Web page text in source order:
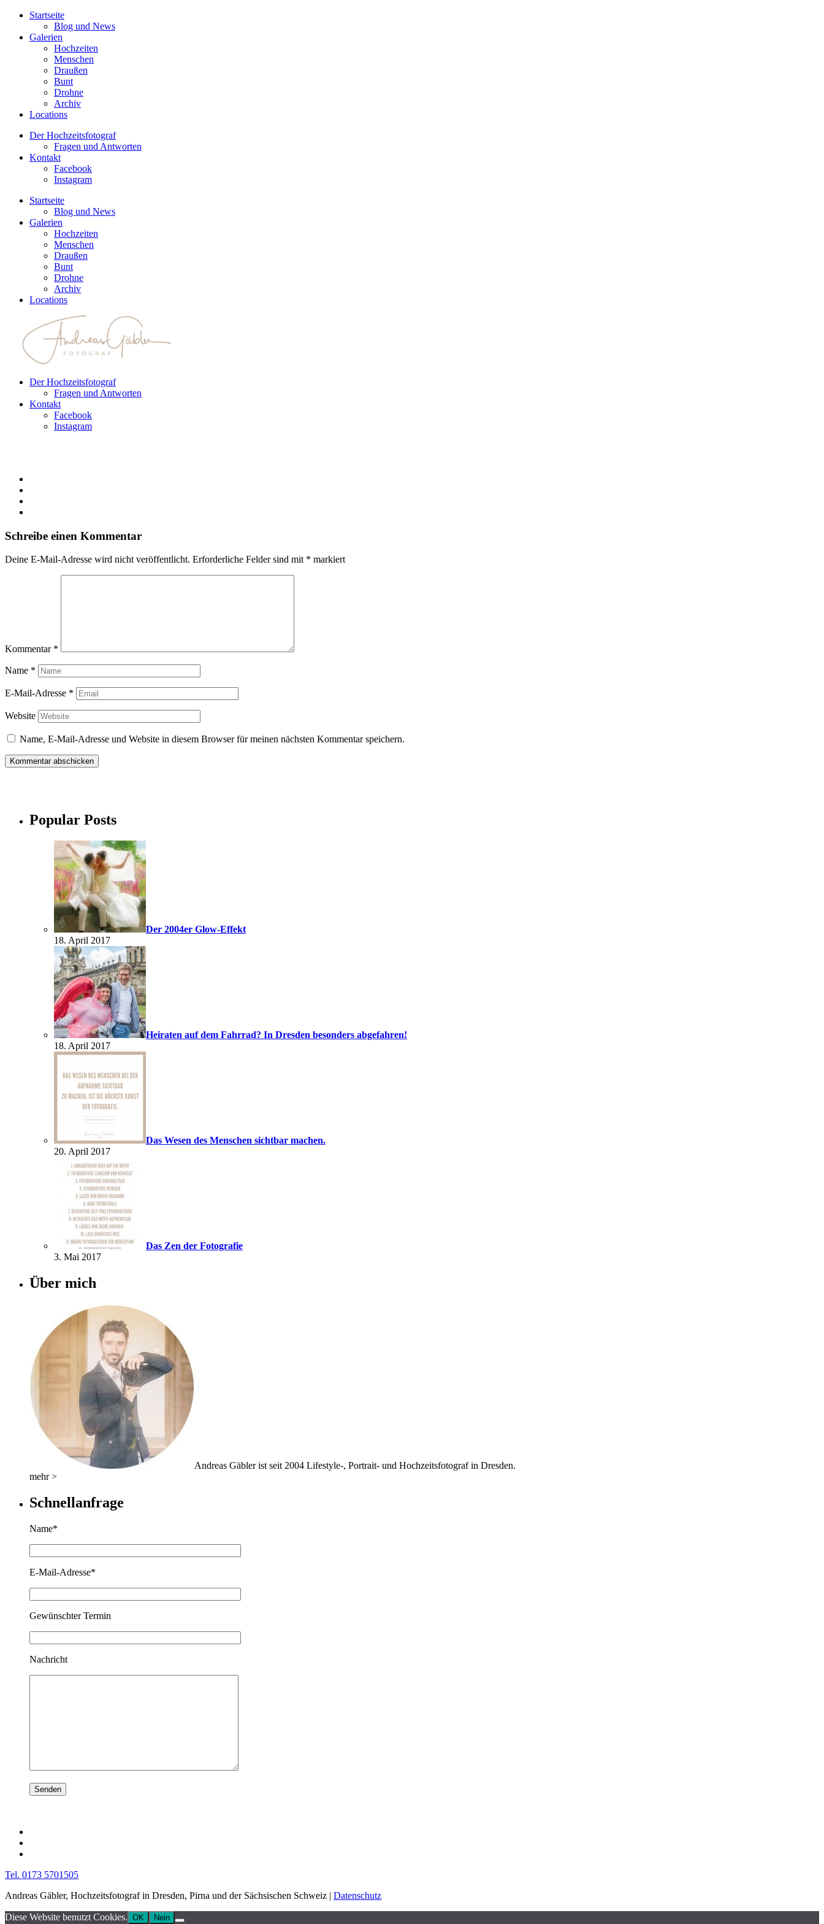
Startseite
Blog und News
Galerien
Hochzeiten
Menschen
Draußen
Bunt
Drohne
Archiv
Locations
Der Hochzeitsfotograf
Fragen und Antworten
Kontakt
Facebook
Instagram
Startseite
Blog und News
Galerien
Hochzeiten
Menschen
Draußen
Bunt
Drohne
Archiv
Locations
Der Hochzeitsfotograf
Fragen und Antworten
Kontakt
Facebook
Instagram
Schreibe einen Kommentar
Deine E-Mail-Adresse wird nicht veröffentlicht. Erforderliche Felder sind mit * markiert
Kommentar *
Name *
E-Mail-Adresse *
Website
Name, E-Mail-Adresse und Website in diesem Browser für meinen nächsten Kommentar speichern.
Popular Posts
Der 2004er Glow-Effekt
18. April 2017
Heiraten auf dem Fahrrad? In Dresden besonders abgefahren!
18. April 2017
Das Wesen des Menschen sichtbar machen.
20. April 2017
Das Zen der Fotografie
3. Mai 2017
Über mich
Andreas Gäbler ist seit 2004 Lifestyle-, Portrait- und Hochzeitsfotograf in Dresden.
mehr >
Schnellanfrage
Name*
E-Mail-Adresse*
Gewünschter Termin
Nachricht
Tel. 0173 5701505
Andreas Gäbler, Hochzeitsfotograf in Dresden, Pirna und der Sächsischen Schweiz | Datenschutz
Diese Website benutzt Cookies. OK Nein